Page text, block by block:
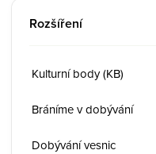
Rozšíření
Kulturní body (KB)
Bráníme v dobývání
Dobývání vesnic